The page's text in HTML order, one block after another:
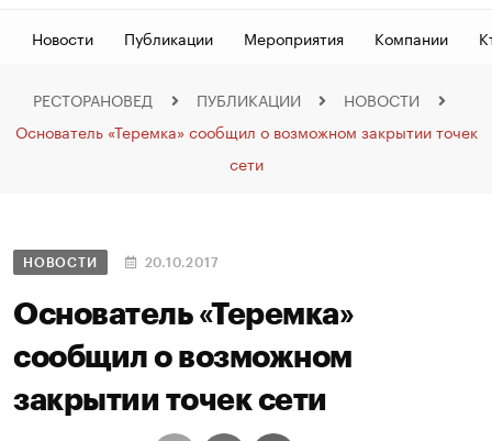
Новости Публикации Мероприятия Компании
РЕСТОРАНОВЕД ПУБЛИКАЦИИ
НОВОСТИ
Основатель «Теремка» сообщил о возможном закрытии точек
сети
НОВОСТИ 20.10.2017
Основатель «Теремка»
сообщил о возможном
закрытии точек сети